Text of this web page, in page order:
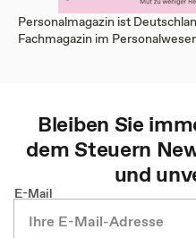
Personalmagazin ist
Fachmagazin im
Bleiben Sie
demSteuern
und
E-Mail